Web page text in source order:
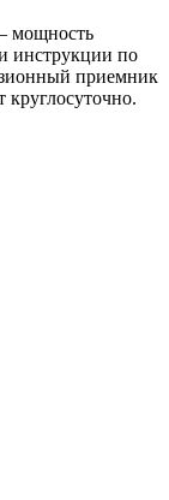
мощность
инструкции по
приемник
круглосуточно.